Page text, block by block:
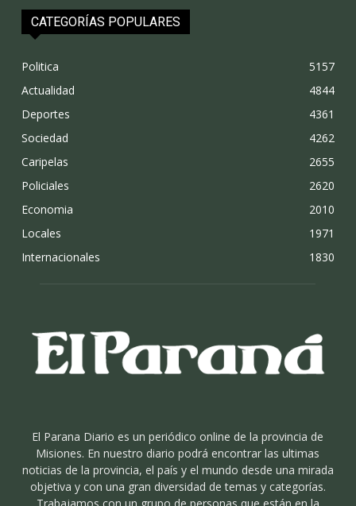
CATEGORÍAS POPULARES
Politica
5157
Actualidad
4844
Deportes
4361
Sociedad
4262
Caripelas
2655
Policiales
2620
Economia
2010
Locales
1971
Internacionales
1830
El Parana Diario es un periódico online de la provincia de
Misiones. En nuestro diario podrá encontrar las ultimas
noticias de la provincia, el país y el mundo desde una mirada
objetiva y con una gran diversidad de temas y categorías.